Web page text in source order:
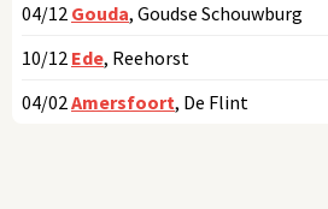
04/12 Gouda, Goudse Schouwburg
10/12 Ede, Reehorst
04/02Amersfoort, De Flint